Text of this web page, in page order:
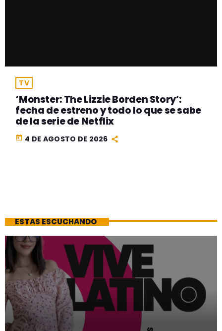
TV
‘Monster: The Lizzie Borden Story’:
fecha de estreno y todo lo que se sabe
de la serie de Netflix
today 4 DE AGOSTO DE 2026
ESTAS ESCUCHANDO